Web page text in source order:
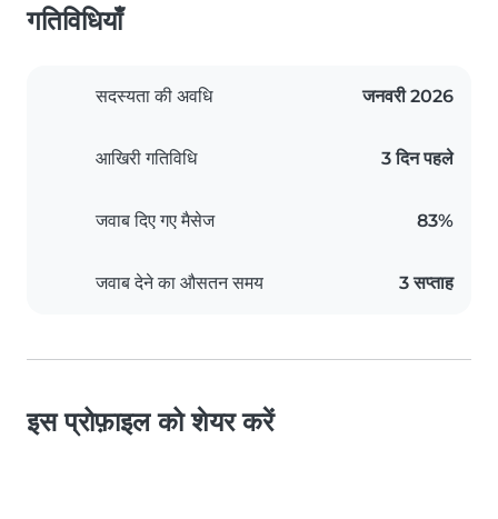
गतिविधियाँ
सदस्यता की अवधि जनवरी 2026
आखिरी गतिविधि 3 दिन पहले
जवाब दिए गए मैसेज 83%
जवाब देने का औसतन समय 3 सप्ताह
इस प्रोफ़ाइल को शेयर करें